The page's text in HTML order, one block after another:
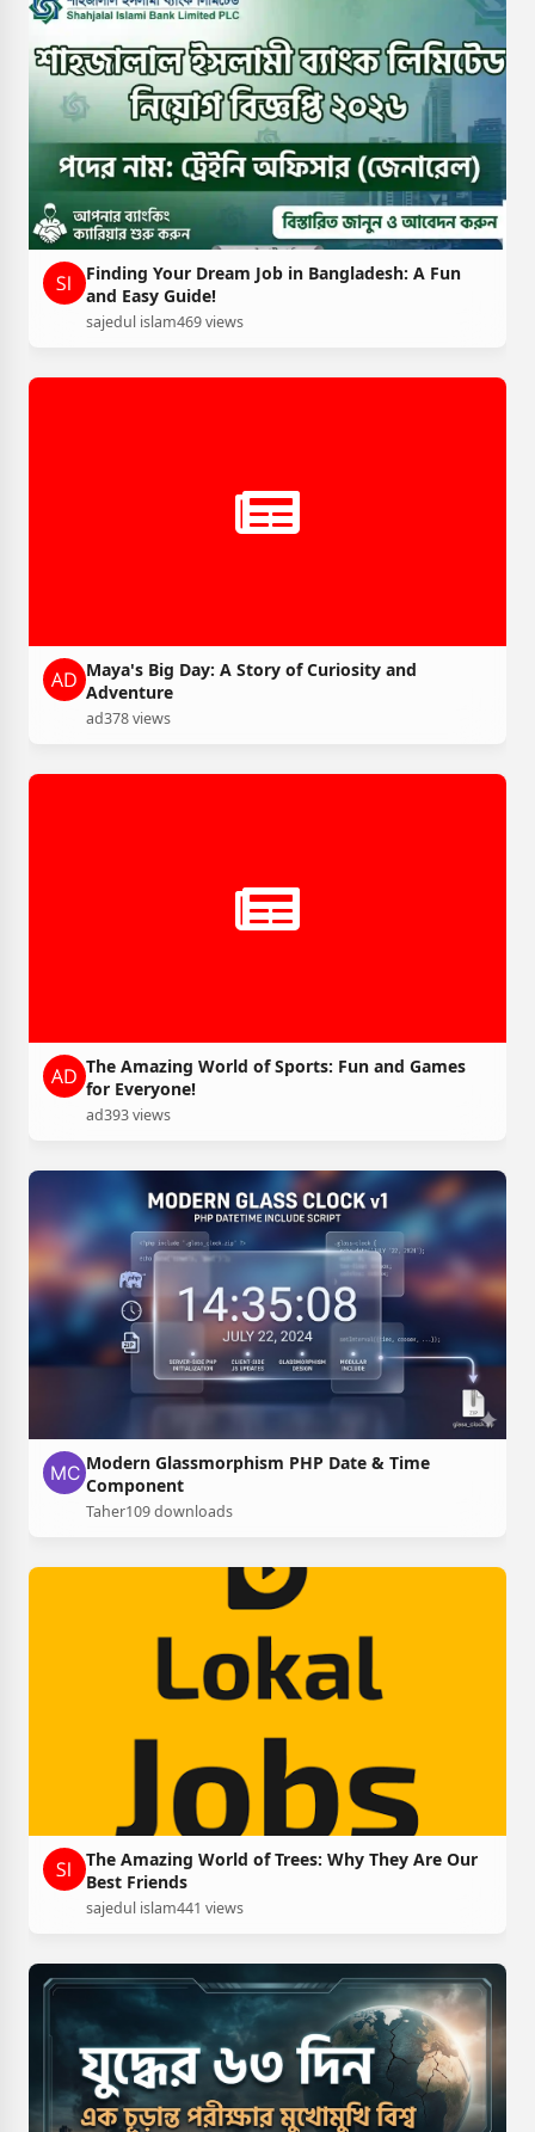
Finding Your Dream Job in Bangladesh: A Fun
and Easy Guide!
sajedul islam469 views
Maya's Big Day: A Story of Curiosity and
Adventure
ad378 views
The Amazing World of Sports: Fun and Games
for Everyone!
ad393 views
Modern Glassmorphism PHP Date & Time
Component
Taher109 downloads
The Amazing World of Trees: Why They Are Our
Best Friends
sajedul islam441 views